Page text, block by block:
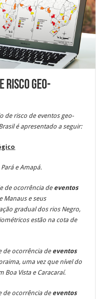
Geo-
de risco de eventos geo-
é apresentado a seguir:
Pará e Amapá.
de ocorrência de eventos
Manaus e seus
gradual dos rios Negro,
estão na cota de
de ocorrência deeventos
uma vez que nível do
Boa Vista e Caracaraí.
de ocorrência deeventos